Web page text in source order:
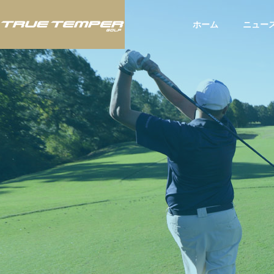
ホーム ニュー
BLOG
スタッフブログ
：
ツアー
JLPGAツアー「富士フィルム・
スタジオアリス女子オープン」
にてTRUE TEMPERシャフト使
用のウー・チャイエン選手が今
アメリ
された
て
選手が